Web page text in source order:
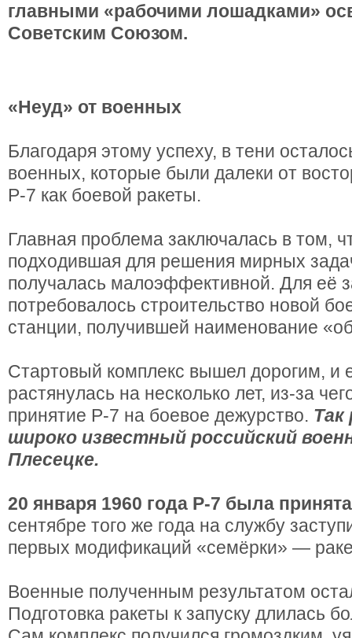
главными «рабочими лошадками»
Советским Союзом.
«Неуд» от военных
Благодаря этому успеху, в тени
военных, которые были далеки от
Р-7 как боевой ракеты.
Главная проблема заключалась в том,
подходившая для решения мирных
получалась малоэффективной. Для её
потребовалось строительство новой
станции, получившей наименование
Стартовый комплекс вышел дорогим, и
растянулась на несколько лет, из-за
принятие Р-7 на боевое дежурство. Так
широко известный российский
Плесецке.
20 января 1960 года Р-7 была
сентябре того же года на службу
первых модификаций «семёрки» —
Военные полученным результатом
Подготовка ракеты к запуску длилась